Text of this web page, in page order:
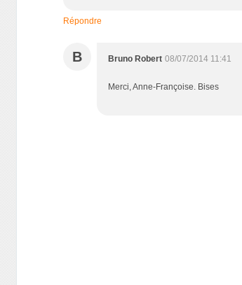
Répondre
B Bruno Robert 08/07/2014 11:41
Merci, Anne-Françoise. Bises